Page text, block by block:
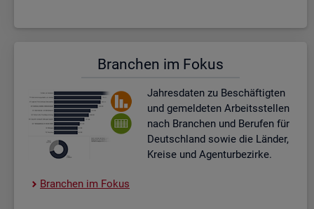
Bran­chen im Fokus
Jah­res­da­ten zu Be­schäf­tig­ten
und ge­mel­de­ten Ar­beits­stel­len
nach Bran­chen und Be­ru­fen für
Deutsch­land sowie die Län­der,
Krei­se und Agen­tur­be­zir­ke.
Bran­chen im Fokus